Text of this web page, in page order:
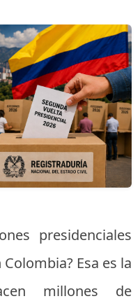
presidenciales
Esa es la
millones de